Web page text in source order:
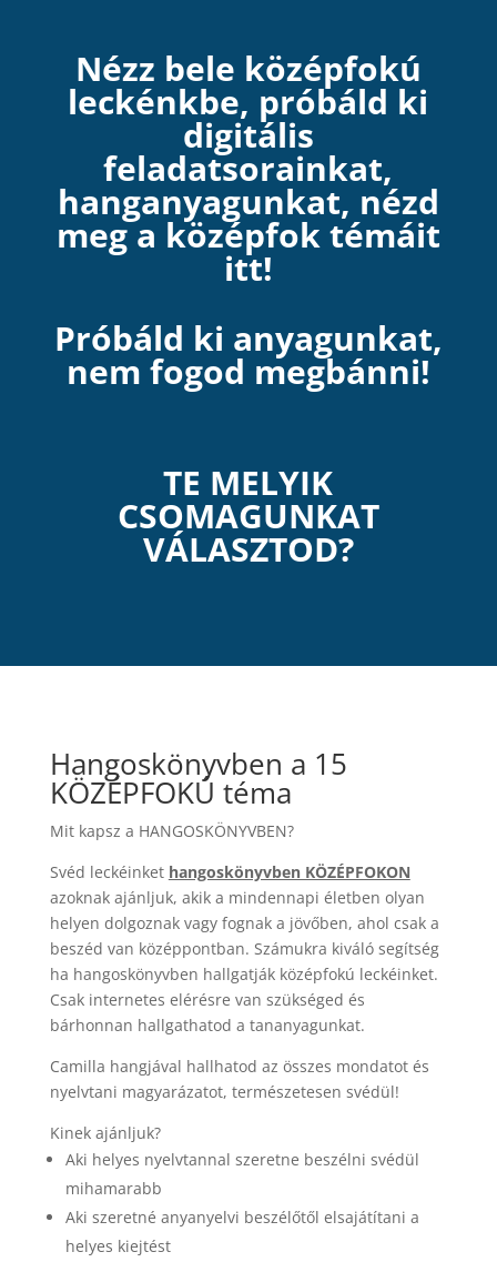
Nézz bele középfokú
leckénkbe, próbáld ki
digitális
feladatsorainkat,
hanganyagunkat, nézd
meg a középfok témáit
itt!
Próbáld ki anyagunkat,
nem fogod megbánni!
TE MELYIK
CSOMAGUNKAT
VÁLASZTOD?
Hangoskönyvben a 15
KÖZÉPFOKÚ téma
Mit kapsz a HANGOSKÖNYVBEN?
Svéd leckéinket hangoskönyvben KÖZÉPFOKON
azoknak ajánljuk, akik a mindennapi életben olyan
helyen dolgoznak vagy fognak a jövőben, ahol csak a
beszéd van középpontban. Számukra kiváló segítség
ha hangoskönyvben hallgatják középfokú leckéinket.
Csak internetes elérésre van szükséged és
bárhonnan hallgathatod a tananyagunkat.
Camilla hangjával hallhatod az összes mondatot és
nyelvtani magyarázatot, természetesen svédül!
Kinek ajánljuk?
Aki helyes nyelvtannal szeretne beszélni svédül
mihamarabb
Aki szeretné anyanyelvi beszélőtől elsajátítani a
helyes kiejtést